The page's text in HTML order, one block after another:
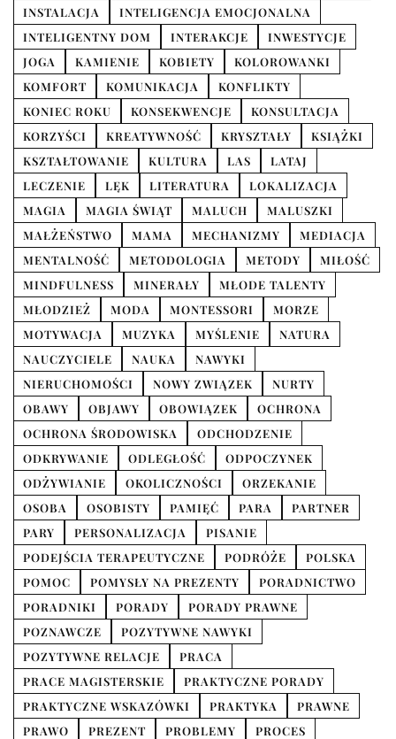
INSTALACJA
INTELIGENCJA EMOCJONALNA
INTELIGENTNY DOM
INTERAKCJE
INWESTYCJE
JOGA
KAMIENIE KOBIETY
KOLOROWANKI
KOMFORT
KOMUNIKACJA
KONFLIKTY
KONIEC ROKU
KONSEKWENCJE
KONSULTACJA
KORZYŚCI
KREATYWNOŚĆ KRYSZTAŁY
KSIĄŻKI
KSZTAŁTOWANIE
KULTURA LAS
LATAJ
LECZENIE
LĘK LITERATURA
LOKALIZACJA
MAGIA
MAGIA ŚWIĄT MALUCH
MALUSZKI
MAŁŻEŃSTWO
MAMA MECHANIZMY
MEDIACJA
MENTALNOŚĆ
METODOLOGIA METODY
MIŁOŚĆ
MINDFULNESS
MINERAŁY
MŁODE TALENTY
MŁODZIEŻ
MODA MONTESSORI
MORZE
MOTYWACJA
MUZYKA MYŚLENIE
NATURA
NAUCZYCIELE
NAUKA
NAWYKI
NIERUCHOMOŚCI
NOWY ZWIĄZEK
NURTY
OBAWY
OBJAWY OBOWIĄZEK
OCHRONA
OCHRONA ŚRODOWISKA
ODCHODZENIE
ODKRYWANIE
ODLEGŁOŚĆ
ODPOCZYNEK
ODŻYWIANIE
OKOLICZNOŚCI
ORZEKANIE
OSOBA
OSOBISTY PAMIĘĆ PARA
PARTNER
PARY
PERSONALIZACJA
PISANIE
PODEJŚCIA TERAPEUTYCZNE
PODRÓŻE
POLSKA
POMOC
POMYSŁY NA PREZENTY
PORADNICTWO
PORADNIKI
PORADY
PORADY PRAWNE
POZNAWCZE
POZYTYWNE NAWYKI
POZYTYWNE RELACJE
PRACA
PRACE MAGISTERSKIE
PRAKTYCZNE PORADY
PRAKTYCZNE WSKAZÓWKI
PRAKTYKA
PRAWNE
PRAWO
PREZENT PROBLEMY PROCES